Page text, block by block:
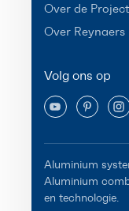
Over de
Over Reynaers
Volg ons op
Aluminium
Aluminium
en technologie.